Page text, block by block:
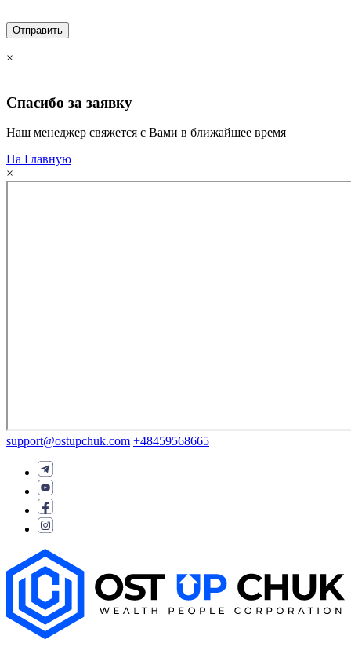
×
Спасибо за заявку
Наш менеджер свяжется с Вами в ближайшее время
На Главную
×
support@ostupchuk.com +48459568665